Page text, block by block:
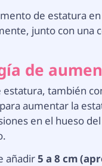
de estatura
junto con una
de
también
aumentar la
en el hueso
añadir5 a 8 cm